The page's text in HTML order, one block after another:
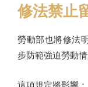
修法禁止
勞動部也將修法
步防範強迫勞動情